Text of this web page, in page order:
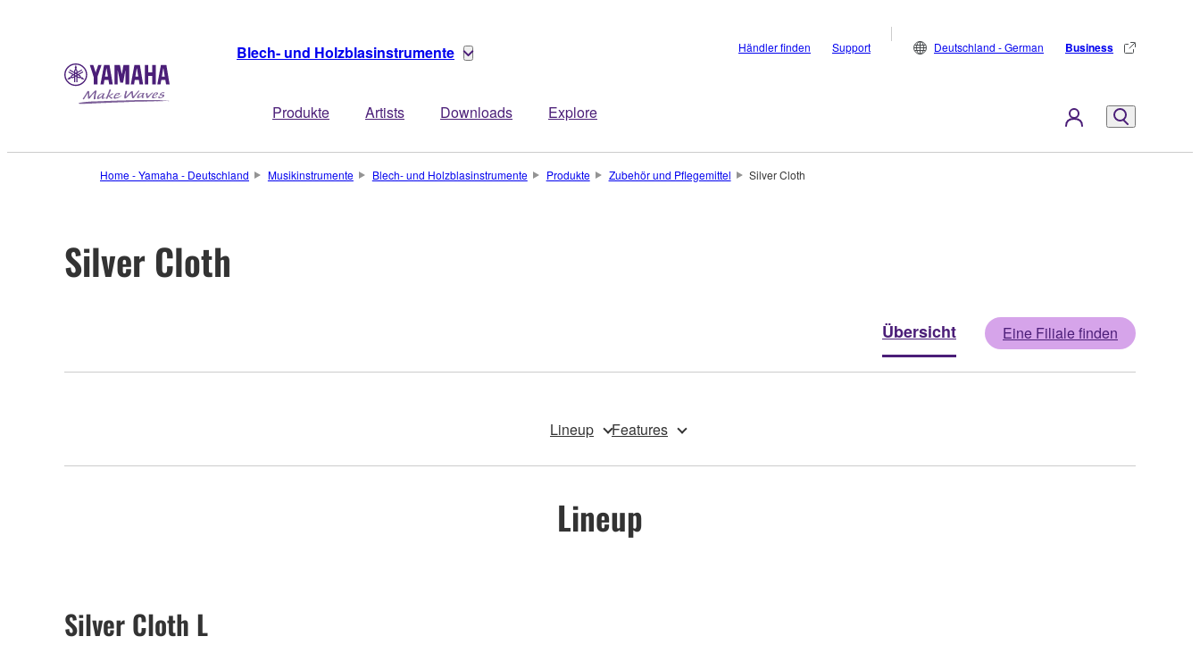
Blech- und Holzblasinstrumente
Produkte Artists Downloads Explore
Händler finden Support Deutschland - German Business
Home - Yamaha - Deutschland Musikinstrumente Blech- und Holzblasinstrumente Produkte Zubehör und Pflegemittel Silver Cloth
Silver Cloth
Übersicht Eine Filiale finden
Lineup Features
Lineup
Silver Cloth L